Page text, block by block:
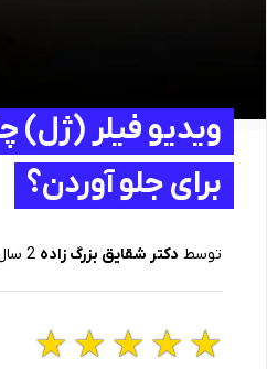
ویدیو فیلر (ژل)
برای جلو آوردن؟
توسط دکتر شقایق بزرگ زاده 2 سال قبل
☆
☆
☆
☆
☆